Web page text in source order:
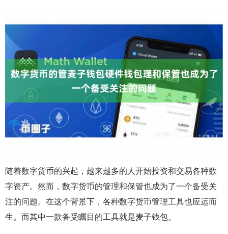
随着数字货币的兴起，越来越多的人开始投资和交易各种数
字资产。然而，数字货币的管理和保管也成为了一个备受关
注的问题。在这个背景下，各种数字货币管理工具也应运而
生。而其中一款备受瞩目的工具就是麦子钱包。